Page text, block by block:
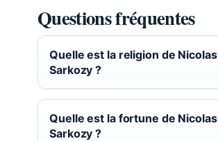
Questions fréquentes
Quelle est la religion de Nicolas
Sarkozy ?
Quelle est la fortune de Nicolas
Sarkozy ?